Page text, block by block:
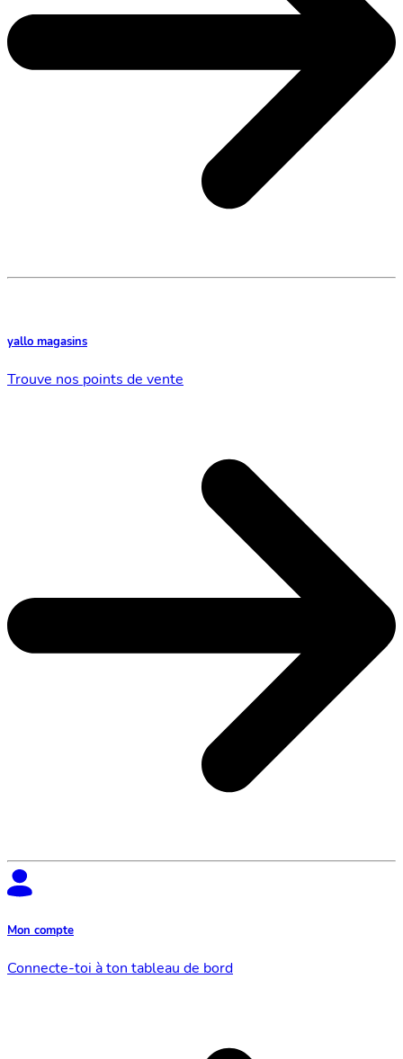
yallo magasins
Trouve nos points de vente
Mon compte
Connecte-toi à ton tableau de bord